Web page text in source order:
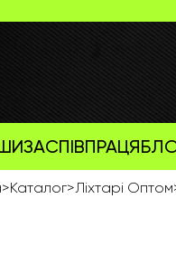
СПІВПРАЦЯ
>Каталог>Ліхтарі Оптом